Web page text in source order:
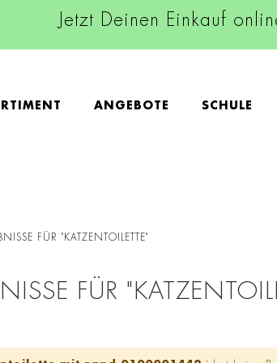
Jetzt Deinen Einkauf
ANGEBOTE SCHULE
FÜR "KATZENTOILETTE"
FÜR